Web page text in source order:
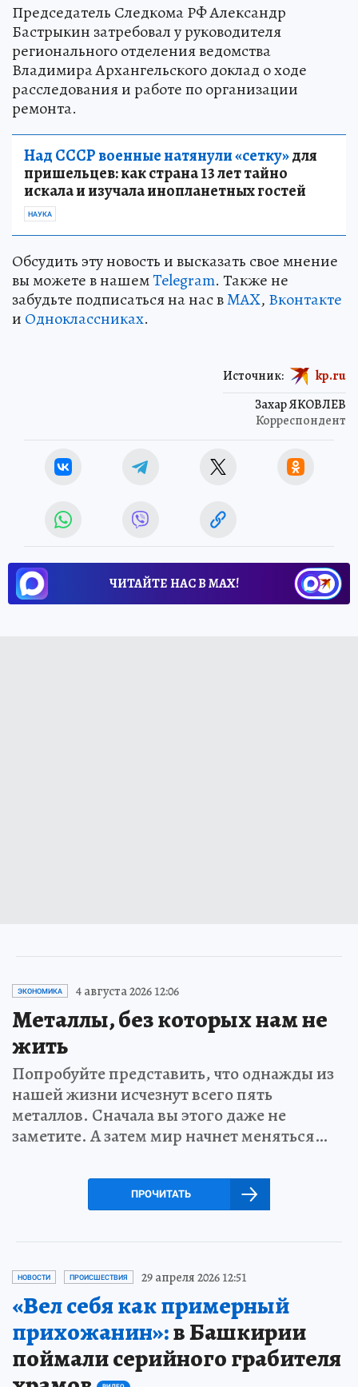
Председатель Следкома РФ Александр
Бастрыкин затребовал у руководителя
регионального отделения ведомства
Владимира Архангельского доклад о ходе
расследования и работе по организации
ремонта.
Над СССР военные натянули «сетку»для
пришельцев: как страна 13 лет тайно
искала и изучала инопланетных гостей
НАУКА
Обсудить эту новость и высказать свое мнение
вы можете в нашемTelegram. Также не
забудьте подписаться на нас вMAX, Вконтакте
и Одноклассниках.
Захар ЯКОВЛЕВ
Корреспондент
Источник: kp.ru
ЧИТАЙТЕ НАС В МАХ!
ЭКОНОМИКА 4 августа 2026 12:06
Металлы, без которых нам не
жить
Попробуйте представить, что однажды из
нашей жизни исчезнут всего пять
металлов. Сначала вы этого даже не
заметите. А затем мир начнет меняться…
ПРОЧИТАТЬ
НОВОСТИ ПРОИСШЕСТВИЯ 29 апреля 2026 12:51
«Вел себя как примерный
прихожанин»:в Башкирии
поймали серийного грабителя